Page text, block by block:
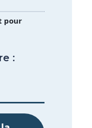
pour
: